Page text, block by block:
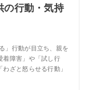
の行動・気持
」行動が目立ち、親を
着障害」や「試し行
ざと怒らせる行動」